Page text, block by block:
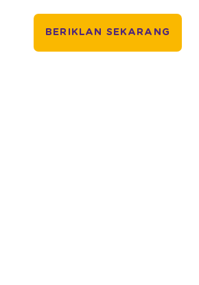
BERIKLAN SEKARANG